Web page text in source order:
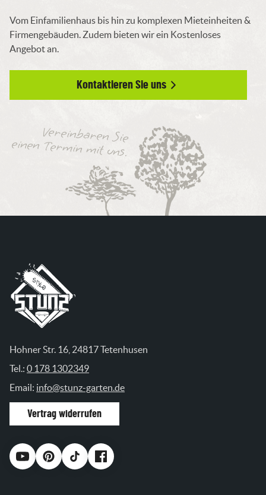
Vom Einfamilienhaus bis hin zu komplexen Mieteinheiten &
Firmengebäuden. Zudem bieten wir ein Kostenloses
Angebot an.
Kontaktieren Sie uns
Vereinbaren Sie
einen Termin mit uns.
Hohner Str. 16, 24817 Tetenhusen
Tel.: 0 178 1302349
Email: info@stunz-garten.de
Vertrag widerrufen